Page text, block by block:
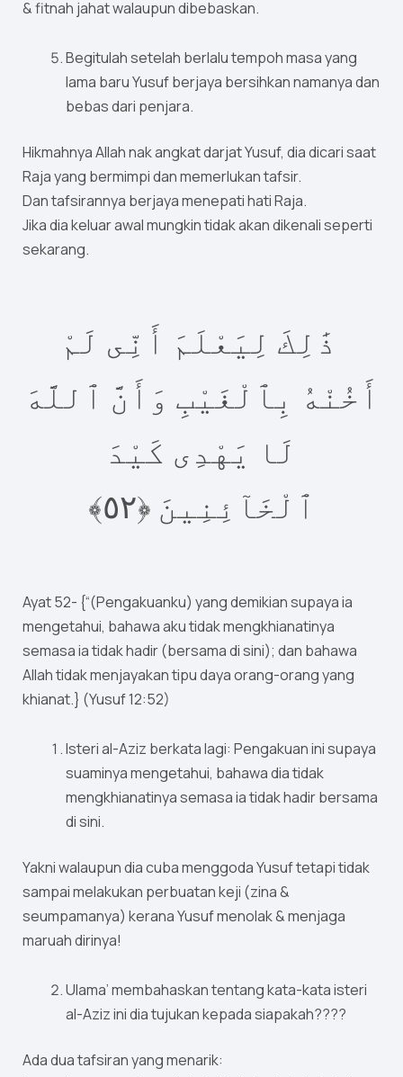
& fitnah jahat walaupun dibebaskan.
Begitulah setelah berlalu tempoh masa yang
lama baru Yusuf berjaya bersihkan namanya dan
bebas dari penjara.
Hikmahnya Allah nak angkat darjat Yusuf, dia dicari saat
Raja yang bermimpi dan memerlukan tafsir.
Dan tafsirannya berjaya menepati hati Raja.
Jika dia keluar awal mungkin tidak akan dikenali seperti
sekarang.
ذَٰلِكَ لِيَعْلَمَ أَنِّى لَمْ
أَخُنْهُ بِٱلْغَيْبِ وَأَنَّ ٱللَّهَ
لَا يَهْدِى كَيْدَ
ٱلْخَآئِنِينَ ‎﴿٢٥﴾‏
Ayat 52- {“(Pengakuanku) yang demikian supaya ia
mengetahui, bahawa aku tidak mengkhianatinya
semasa ia tidak hadir (bersama di sini); dan bahawa
Allah tidak menjayakan tipu daya orang-orang yang
khianat.} (Yusuf 12:52)
Isteri al-Aziz berkata lagi: Pengakuan ini supaya
suaminya mengetahui, bahawa dia tidak
mengkhianatinya semasa ia tidak hadir bersama
di sini.
Yakni walaupun dia cuba menggoda Yusuf tetapi tidak
sampai melakukan perbuatan keji (zina &
seumpamanya) kerana Yusuf menolak & menjaga
maruah dirinya!
Ulama’ membahaskan tentang kata-kata isteri
al-Aziz ini dia tujukan kepada siapakah????
Ada dua tafsiran yang menarik: